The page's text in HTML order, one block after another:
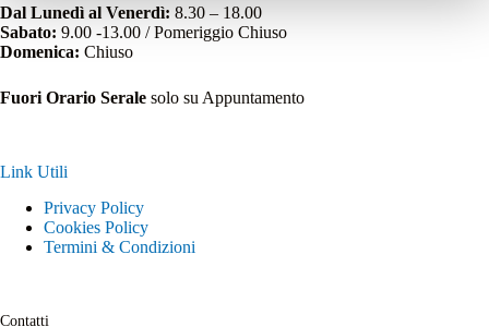
Dal Lunedì al Venerdì: 8.30 – 18.00
Sabato: 9.00 -13.00 / Pomeriggio Chiuso
Domenica: Chiuso
Fuori Orario Serale solo su Appuntamento
Link Utili
Privacy Policy
Cookies Policy
Termini & Condizioni
Contatti